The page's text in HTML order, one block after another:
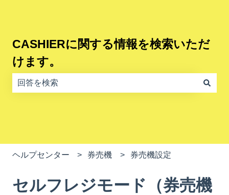
CASHIERに関する情報を検索いただ
けます。
ヘルプセンター 券売機 券売機設定
セルフレジモード（券売機